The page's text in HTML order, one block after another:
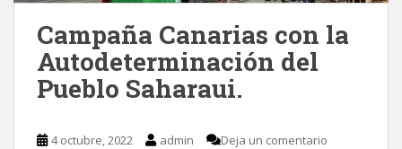
Campaña Canarias con la
Autodeterminación del
Pueblo Saharaui.
4 octubre, 2022 admin Deja un comentario